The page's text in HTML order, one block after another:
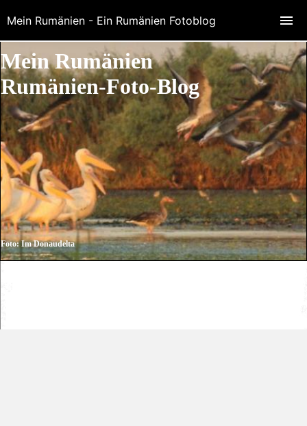
Mein Rumänien
Rumänien-Foto-Blog
Foto: Im Donaudelta
Mein Rumänien - Ein Rumänien Fotoblog